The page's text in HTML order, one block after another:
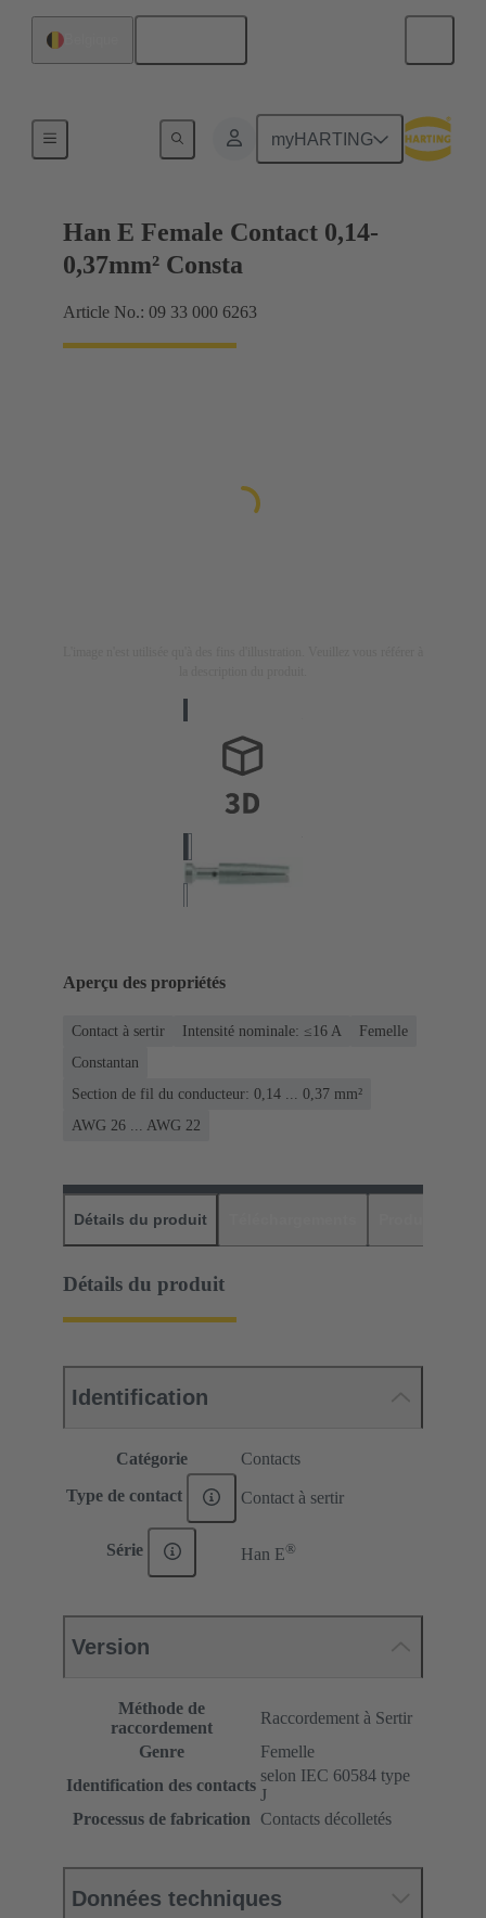
myHARTING
Han E Female Contact 0,14-
0,37mm² Consta
Article No.: 09 33 000 6263
Aperçu des propriétés
Contact à sertir Intensité nominale: ≤16 A
Femelle
Constantan
Section de fil du conducteur: 0,14 ... 0,37 mm²
AWG 26 ... AWG 22
Détails du produit
Détails du produit
Identification
Catégorie Contacts
Type de contact Contact à sertir
Série Han E®
Version
Méthode de
raccordement
Raccordement à Sertir
Genre
Femelle
Identification des contacts
selon IEC 60584 type
J
Processus de fabrication
Contacts décolletés
Données techniques